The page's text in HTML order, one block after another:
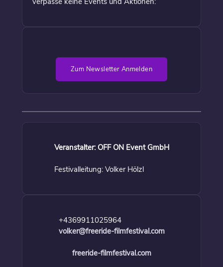
Zum Newsletter Anmelden
Veranstalter: OFF ON Event GmbH
Festivalleitung: Volker Hölzl
+4369911025964
volker@freeride-filmfestival.com
freeride-filmfestival.com